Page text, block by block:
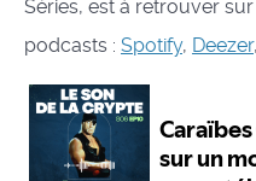
Séries, est à retrouver
podcasts : Spotify, Deezer,